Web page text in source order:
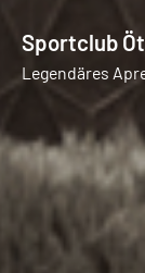
Sportclub
Legendäres